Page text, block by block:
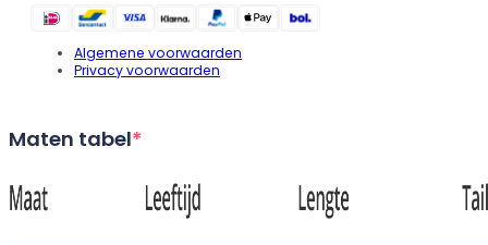
Algemene voorwaarden
Privacy voorwaarden
Maten tabel*